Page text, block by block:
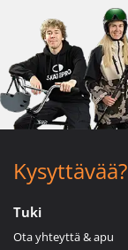
Kysyttävää?
Tuki
Ota yhteyttä & apu